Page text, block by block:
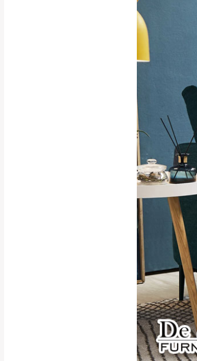
發票
若您
送達
退換